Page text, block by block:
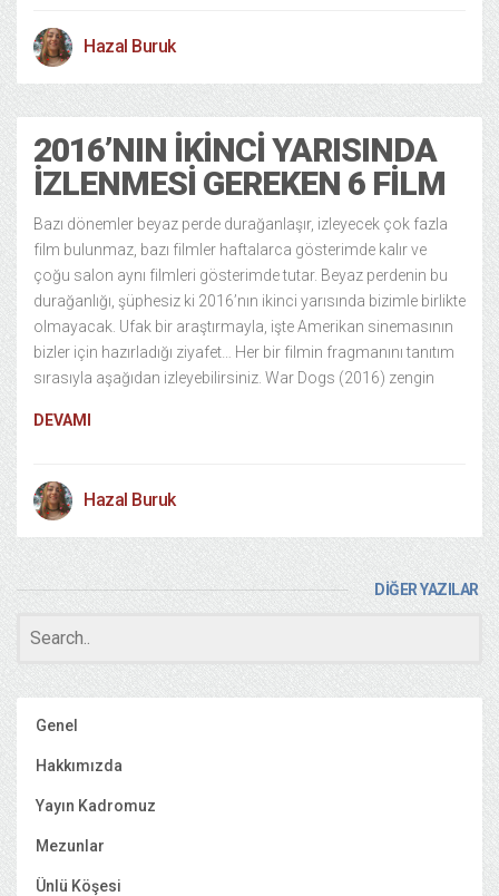
Hazal Buruk
2016’NIN İKINCI YARISINDA
İZLENMESI GEREKEN 6 FILM
Bazı dönemler beyaz perde durağanlaşır, izleyecek çok fazla
film bulunmaz, bazı filmler haftalarca gösterimde kalır ve
çoğu salon aynı filmleri gösterimde tutar. Beyaz perdenin bu
durağanlığı, şüphesiz ki 2016’nın ikinci yarısında bizimle birlikte
olmayacak. Ufak bir araştırmayla, işte Amerikan sinemasının
bizler için hazırladığı ziyafet… Her bir filmin fragmanını tanıtım
sırasıyla aşağıdan izleyebilirsiniz. War Dogs (2016) zengin
DEVAMI
Hazal Buruk
DİĞER YAZILAR
Genel
Hakkımızda
Yayın Kadromuz
Mezunlar
Ünlü Köşesi